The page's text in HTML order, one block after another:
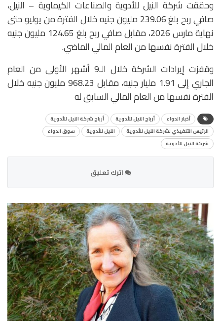
وحققت شركة النيل للأدوية والصناعات الكيماوية – النيل،
صافي ربح بلغ 239.06 مليون جنيه خلال الفترة من يوليو حتى
نهاية مارس 2026، مقابل صافي ربح بلغ 124.65 مليون جنيه
خلال الفترة نفسها من العام المالي الماضي.
وقفزت إيرادات الشركة خلال الـ9 أشهر الأولى من العام
الجاري إلى 1.91 مليار جنيه، مقابل 968.23 مليون جنيه خلال
الفترة نفسها من العام المالي السابق له
أخبار الدواء أرباح النيل للأدوية
أرباح شركة النيل للأدوية
الرئيس التنفيذي لشركة النيل للأدوية
النيل للأدوية
سوق الدواء
شركة النيل للأدوية
اترك تعليق